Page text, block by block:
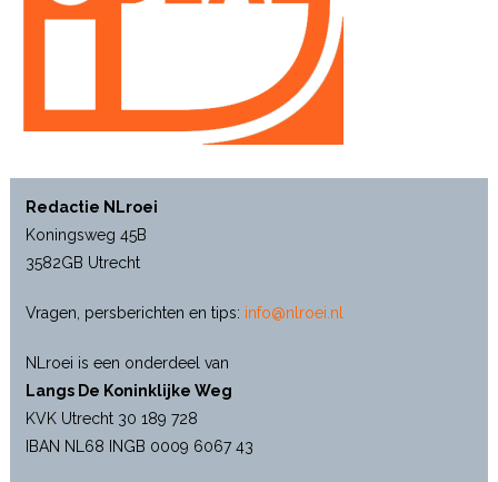
Redactie NLroei
Koningsweg 45B
3582GB Utrecht
Vragen, persberichten en tips: info@nlroei.nl
NLroei is een onderdeel van
Langs De Koninklijke Weg
KVK Utrecht 30 189 728
IBAN NL68 INGB 0009 6067 43